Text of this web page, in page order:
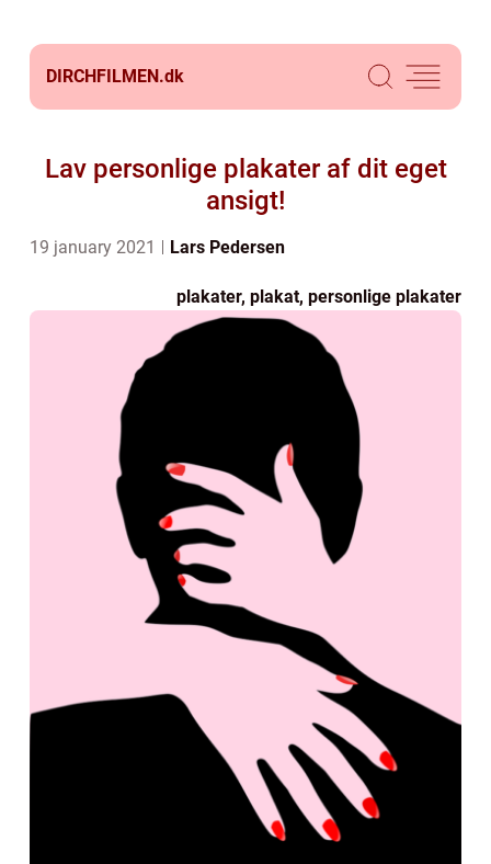
DIRCHFILMEN.dk
Lav personlige plakater af dit eget
ansigt!
19 january 2021 Lars Pedersen
plakater, plakat, personlige plakater